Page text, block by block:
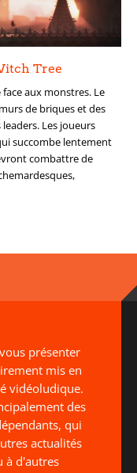
Tree
aux monstres. Le
de briques et des
Les joueurs
succombe lentement
combattre de
présenter
mis en
vidéoludique.
des
qui
actualités
à d'autres